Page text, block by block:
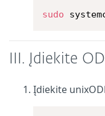
sudo
III. Įdiekite
Įdiekite